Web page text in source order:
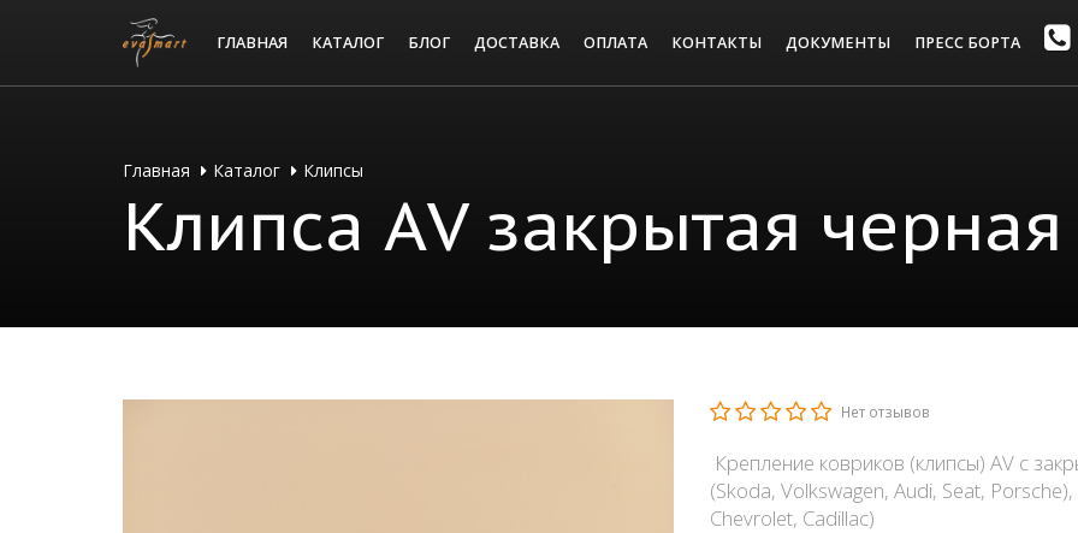
ГЛАВНАЯ КАТАЛОГ БЛОГ ДОСТАВКА ОПЛАТА КОНТАКТЫ ДОКУМЕНТЫ ПРЕСС БОРТА
Главная Каталог Клипсы
Клипса АV закрытая
Нет отзывов
Крепление ковриков (клипсы) AV с
(Skoda, Volkswagen, Audi, Seat,
Chevrolet, Cadillac)